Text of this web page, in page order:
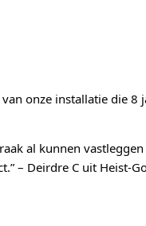
onze installatie die
al kunnen
– Deirdre C uit Heist-